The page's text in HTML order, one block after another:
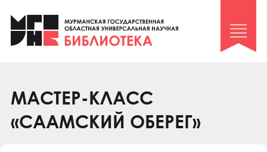
Клуб «Гиря и сельдерей»
Клуб «Семейный архив»
Коллегам
Контакты
МАСТЕР-КЛАСС
«СААМСКИЙ ОБЕРЕГ»